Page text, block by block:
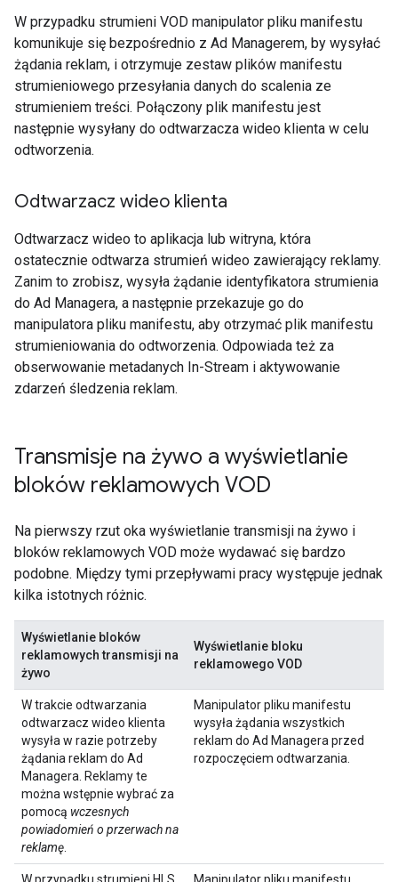
W przypadku strumieni VOD manipulator pliku manifestu
komunikuje się bezpośrednio z Ad Managerem, by wysyłać
żądania reklam, i otrzymuje zestaw plików manifestu
strumieniowego przesyłania danych do scalenia ze
strumieniem treści. Połączony plik manifestu jest
następnie wysyłany do odtwarzacza wideo klienta w celu
odtworzenia.
Odtwarzacz wideo klienta
Odtwarzacz wideo to aplikacja lub witryna, która
ostatecznie odtwarza strumień wideo zawierający reklamy.
Zanim to zrobisz, wysyła żądanie identyfikatora strumienia
do Ad Managera, a następnie przekazuje go do
manipulatora pliku manifestu, aby otrzymać plik manifestu
strumieniowania do odtworzenia. Odpowiada też za
obserwowanie metadanych In-Stream i aktywowanie
zdarzeń śledzenia reklam.
Transmisje na żywo a wyświetlanie
bloków reklamowych VOD
Na pierwszy rzut oka wyświetlanie transmisji na żywo i
bloków reklamowych VOD może wydawać się bardzo
podobne. Między tymi przepływami pracy występuje jednak
kilka istotnych różnic.
Wyświetlanie bloków
reklamowych transmisji na
żywo
Wyświetlanie bloku
reklamowego VOD
W trakcie odtwarzania
odtwarzacz wideo klienta
wysyła w razie potrzeby
żądania reklam do Ad
Managera. Reklamy te
można wstępnie wybrać za
pomocą wczesnych
powiadomień o przerwach na
reklamę
Manipulator pliku manifestu
wysyła żądania wszystkich
reklam do Ad Managera przed
rozpoczęciem odtwarzania.